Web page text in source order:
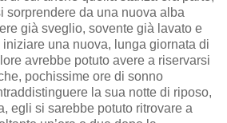
sorprendere da una nuova alba
già sveglio, sovente già lavato e
una nuova, lunga giornata di
avrebbe potuto avere a riservarsi
pochissime ore di sonno
la sua notte di riposo,
egli si sarebbe potuto ritrovare a